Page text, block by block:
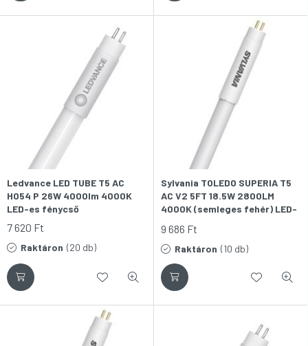
Ledvance LED TUBE T5 AC
HO54 P 26W 4000lm 4000K
LED-es fénycső
7 620 Ft
Raktáron (20 db)
Sylvania TOLEDO SUPERIA T5
AC V2 5FT 18.5W 2800LM
4000K (semleges fehér) LED-
9 686 Ft
Raktáron (10 db)